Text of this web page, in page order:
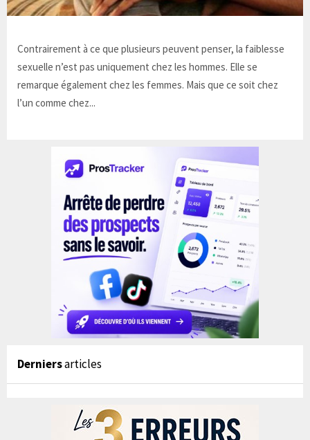
Contrairement à ce que plusieurs peuvent penser, la faiblesse
sexuelle n’est pas uniquement chez les hommes. Elle se
remarque également chez les femmes. Mais que ce soit chez
l’un comme chez...
Derniersarticles